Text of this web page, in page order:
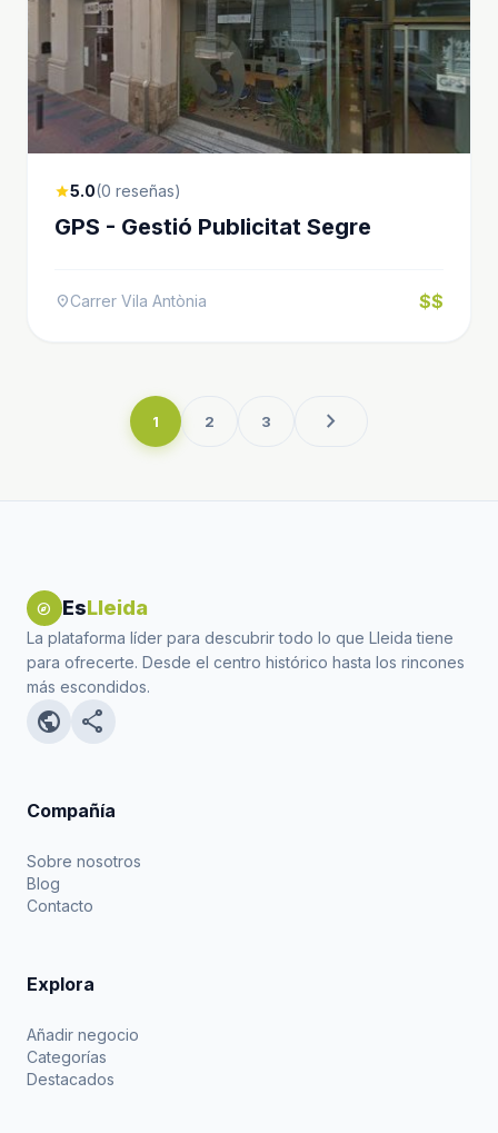
star5.0(0 reseñas)
GPS - Gestió Publicitat Segre
location_onCarrer Vila Antònia $$
1 2 3 chevron_right
explore EsLleida
La plataforma líder para descubrir todo lo que Lleida tiene
para ofrecerte. Desde el centro histórico hasta los rincones
más escondidos.
public share
Compañía
Sobre nosotros
Blog
Contacto
Explora
Añadir negocio
Categorías
Destacados